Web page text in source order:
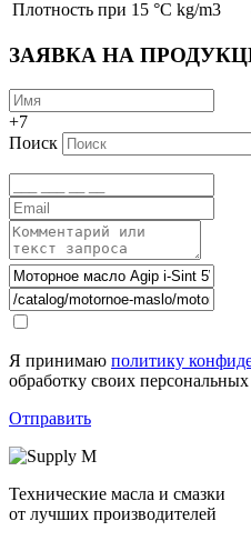
Плотность при 15 °C kg/m3
ЗАЯВКА НА
+7
Поиск
Я принимаю политику
обработку своих
Отправить
Технические масла и смазки
от лучших производителей